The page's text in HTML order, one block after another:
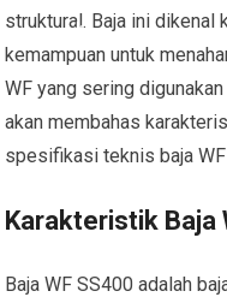
struktural. Baja ini dikenal
kemampuan untuk
WF yang sering
akan membahas
spesifikasi teknis baja
Karakteristik Baja
Baja WF SS400 adalah